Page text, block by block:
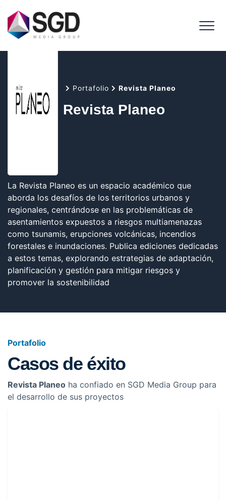
Inicio
Portafolio Revista Planeo
Revista Planeo
La Revista Planeo es un espacio académico que
aborda los desafíos de los territorios urbanos y
regionales, centrándose en las problemáticas de
asentamientos expuestos a riesgos multiamenazas
como tsunamis, erupciones volcánicas, incendios
forestales e inundaciones. Publica ediciones dedicadas
a estos temas, explorando estrategias de adaptación,
planificación y gestión para mitigar riesgos y
promover la sostenibilidad
Portafolio
Casos de éxito
Revista Planeo ha confiado en SGD Media Group para
el desarrollo de sus proyectos